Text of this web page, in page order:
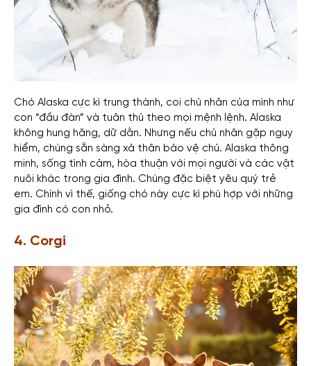
Chó Alaska cực kì trung thành, coi chủ nhân của mình như
con “đầu đàn” và tuân thủ theo mọi mệnh lệnh. Alaska
không hung hăng, dữ dằn. Nhưng nếu chủ nhân gặp nguy
hiểm, chúng sẵn sàng xả thân bảo vệ chủ. Alaska thông
minh, sống tình cảm, hòa thuận với mọi người và các vật
nuôi khác trong gia đình. Chúng đặc biệt yêu quý trẻ
em. Chính vì thế, giống chó này cực kì phù hợp với những
gia đình có con nhỏ.
4. Corgi